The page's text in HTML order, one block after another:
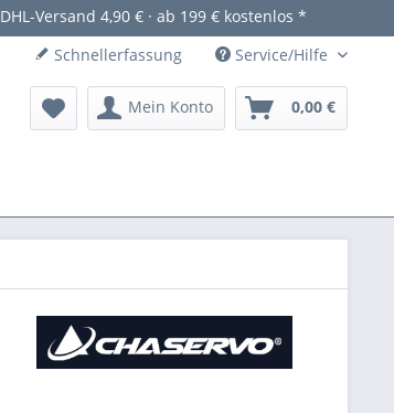
DHL-Versand 4,90 € · ab 199 € kostenlos *
Schnellerfassung
Service/Hilfe
Mein Konto 0,00 €